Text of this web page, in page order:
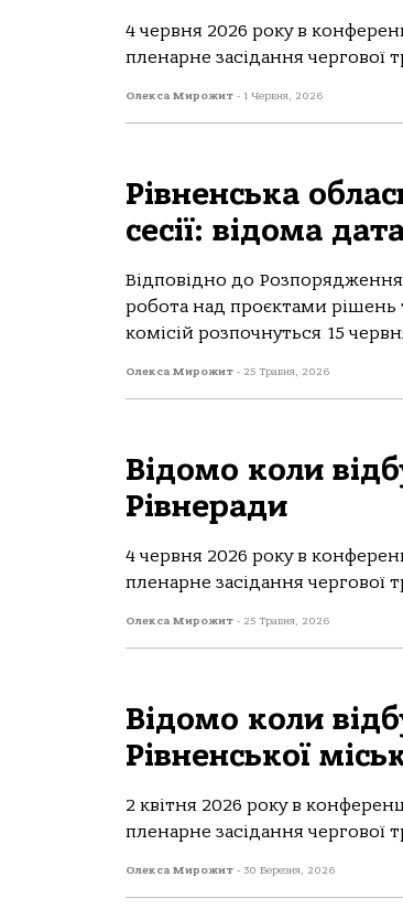
4 червня 2026 року в
пленарне засідання чергової
Олекса Мирожит - 1 Червня, 2026
Рівненська
сесії: відома
Відповідно до
робота над проєктами
комісій розпочнуться 15
Олекса Мирожит - 25 Травня, 2026
Відомо коли
Рівнеради
4 червня 2026 року в
пленарне засідання чергової
Олекса Мирожит - 25 Травня, 2026
Відомо коли
Рівненської
2 квітня 2026 року в
пленарне засідання чергової
Олекса Мирожит - 30 Березня, 2026